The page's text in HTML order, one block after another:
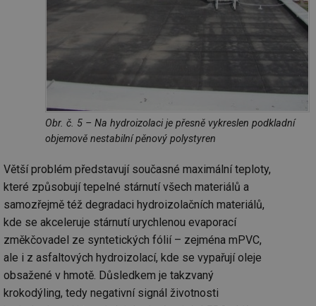
Obr. č. 5 – Na hydroizolaci je přesně vykreslen podkladní
objemově nestabilní pěnový polystyren
Větší problém představují současné maximální teploty,
které způsobují tepelné stárnutí všech materiálů a
samozřejmě též degradaci hydroizolačních materiálů,
kde se akceleruje stárnutí urychlenou evaporací
změkčovadel ze syntetických fólií – zejména mPVC,
ale i z asfaltových hydroizolací, kde se vypařují oleje
obsažené v hmotě. Důsledkem je takzvaný
krokodýling, tedy negativní signál životnosti